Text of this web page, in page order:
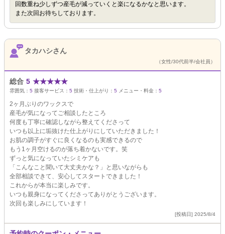
回数重ね少しずつ産毛が減っていくと楽になるかなと思います。
また次回お待ちしております。
タカハシさん
（女性/30代前半/会社員）
総合 5 ★★★★★
雰囲気： 5 接客サービス： 5 技術・仕上がり： 5 メニュー・料金： 5
2ヶ月ぶりのワックスで
産毛が気になってご相談したところ
何度も丁寧に確認しながら整えてくださって
いつも以上に垢抜けた仕上がりにしていただきました！
お肌の調子がすぐに良くなるのも実感できるので
もう1ヶ月空けるのが落ち着かないです。笑
ずっと気になっていたシミケアも
「こんなこと聞いて大丈夫かな？」と思いながらも
全部相談できて、安心してスタートできました！
これからが本当に楽しみです。
いつも親身になってくださってありがとうございます。
次回も楽しみにしています！
[投稿日] 2025/8/4